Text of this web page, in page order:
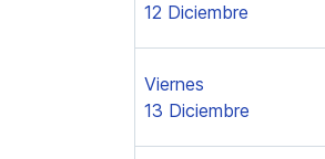
12 Diciembre
Viernes
13 Diciembre